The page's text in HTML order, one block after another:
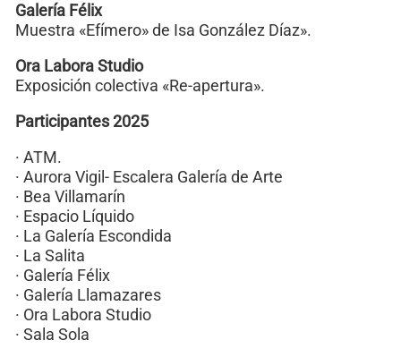
Galería Félix
Muestra «Efímero» de Isa González Díaz».
Ora Labora Studio
Exposición colectiva «Re-apertura».
Participantes 2025
· ATM.
· Aurora Vigil- Escalera Galería de Arte
· Bea Villamarín
· Espacio Líquido
· La Galería Escondida
· La Salita
· Galería Félix
· Galería Llamazares
· Ora Labora Studio
· Sala Sola